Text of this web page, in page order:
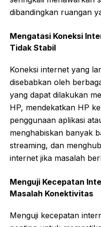
dibandingkan ruangan
Mengatasi Koneksi
Tidak Stabil
Koneksi internet yang
disebabkan oleh
yang dapat dilakukan
HP, mendekatkan HP
penggunaan aplikasi
menghabiskan banyak
streaming, dan
internet jika masalah
Menguji Kecepatan
Masalah Konektivitas
Menguji kecepatan